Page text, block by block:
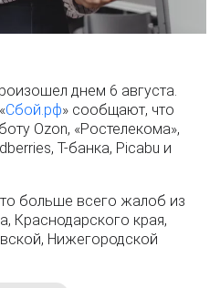
днем 6 августа.
Сбой.рф» сообщают, что
Ozon, «Ростелекома»,
Т-банка, Picabu и
больше всего жалоб из
Краснодарского края,
Нижегородской